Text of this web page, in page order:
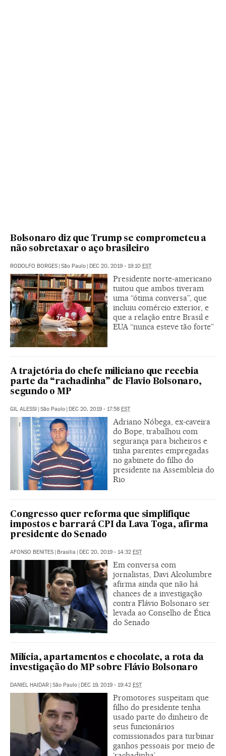
Bolsonaro diz que Trump se comprometeu a
não sobretaxar o aço brasileiro
RODOLFO BORGES São Paulo DEC 20, 2019 - 19:10 EST
Presidente norte-americano
tuitou que ambos tiveram
uma “ótima conversa”, que
incluiu comércio exterior, e
que a relação entre Brasil e
EUA “nunca esteve tão forte”
A trajetória do chefe miliciano que recebia
parte da “rachadinha” de Flavio Bolsonaro,
segundo o MP
GIL ALESSI São Paulo DEC 20, 2019 - 17:58 EST
Adriano Nóbega, ex-caveira
do Bope, trabalhou com
segurança para bicheiros e
tinha parentes empregadas
no gabinete do filho do
presidente na Assembleia do
Rio
Congresso quer reforma que simplifique
impostos e barrará CPI da Lava Toga, afirma
presidente do Senado
AFONSO BENITES Brasília DEC 20, 2019 - 14:32 EST
Em conversa com
jornalistas, Davi Alcolumbre
afirma ainda que não há
chances de a investigação
contra Flávio Bolsonaro ser
levada ao Conselho de Ética
do Senado
Milícia, apartamentos e chocolate, a rota da
investigação do MP sobre Flávio Bolsonaro
DANIEL HAIDAR | São Paulo | DEC 19, 2019 - 19:42 EST
Promotores suspeitam que
filho do presidente tenha
usado parte do dinheiro de
seus funcionários
comissionados para turbinar
ganhos pessoais por meio de